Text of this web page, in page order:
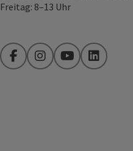
Freitag: 8–13 Uhr
FacebookInstagramYouTubeLinkedIn